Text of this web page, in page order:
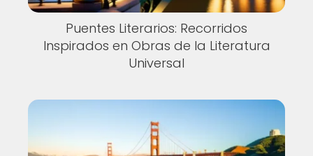
Puentes Literarios: Recorridos
Inspirados en Obras de la Literatura
Universal